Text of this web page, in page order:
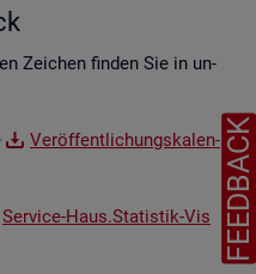
Zei­chen fin­den Sie in un­
Ver­öf­fent­li­chungs­ka­len­
Ser­vice-Haus.​Statistik-​Vis​
FEEDBACK